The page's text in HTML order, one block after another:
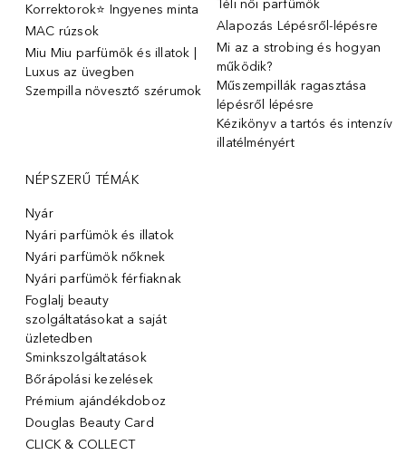
Korrektorok⭐ Ingyenes minta
MAC rúzsok
Miu Miu parfümök és illatok |
Luxus az üvegben
Szempilla növesztő szérumok
Téli női parfümök
Alapozás Lépésről-lépésre
Mi az a strobing és hogyan
működik?
Műszempillák ragasztása
lépésről lépésre
Kézikönyv a tartós és intenzív
illatélményért
NÉPSZERŰ TÉMÁK
Nyár
Nyári parfümök és illatok
Nyári parfümök nőknek
Nyári parfümök férfiaknak
Foglalj beauty
szolgáltatásokat a saját
üzletedben
Sminkszolgáltatások
Bőrápolási kezelések
Prémium ajándékdoboz
Douglas Beauty Card
CLICK & COLLECT